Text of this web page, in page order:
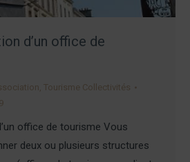
d’un office de
, Tourisme Collectivités
office de tourisme Vous
deux ou plusieurs structures